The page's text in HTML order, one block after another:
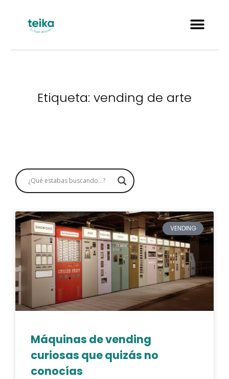
Etiqueta: vending de arte
VENDING
Máquinas de vending
curiosas que quizás no
conocías